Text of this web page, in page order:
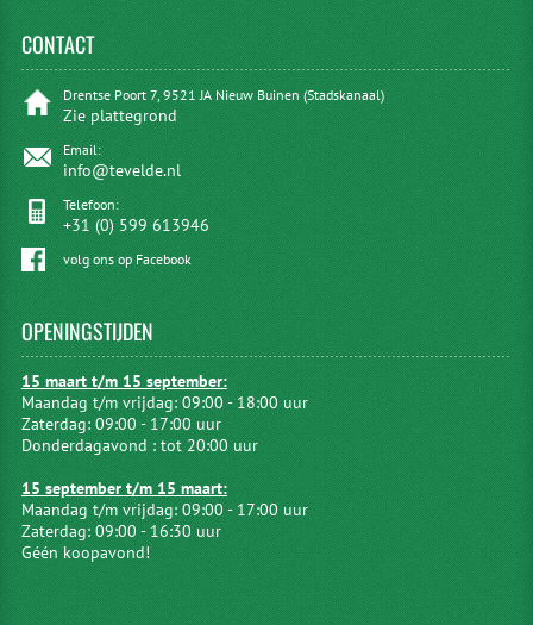
CONTACT
Drentse Poort 7, 9521 JA Nieuw Buinen (Stadskanaal)
Zie plattegrond
Email:
info@tevelde.nl
Telefoon:
+31 (0) 599 613946
volg ons op Facebook
OPENINGSTIJDEN
15 maart t/m 15 september:
Maandag t/m vrijdag: 09:00 - 18:00 uur
Zaterdag: 09:00 - 17:00 uur
Donderdagavond : tot 20:00 uur
15 september t/m 15 maart:
Maandag t/m vrijdag: 09:00 - 17:00 uur
Zaterdag: 09:00 - 16:30 uur
Géén koopavond!